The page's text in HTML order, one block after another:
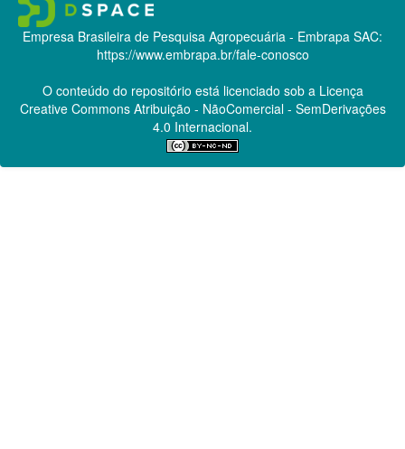
Empresa Brasileira de Pesquisa Agropecuária - Embrapa SAC:
https://www.embrapa.br/fale-conosco
O conteúdo do repositório está licenciado sob a Licença
Creative CommonsAtribuição - NãoComercial - SemDerivações
4.0 Internacional.